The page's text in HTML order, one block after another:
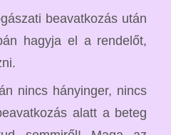
beavatkozás után
hagyja el a rendelőt,
nincs hányinger, nincs
alatt a beteg